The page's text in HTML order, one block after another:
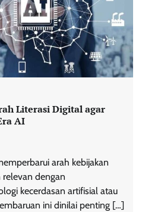
Literasi Digital agar
AI
arah kebijakan
relevan dengan
kecerdasan artifisial atau
ini dinilai penting […]